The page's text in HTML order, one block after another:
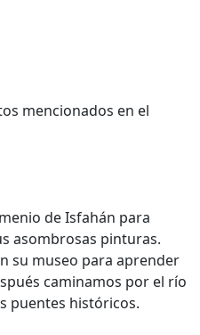
mencionados en el
de Isfahán para
asombrosas pinturas.
su museo para aprender
caminamos por el río
puentes históricos.